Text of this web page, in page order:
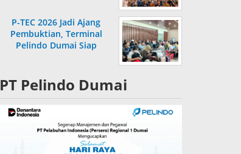
P-TEC 2026 Jadi Ajang
Pembuktian, Terminal
Pelindo Dumai Siap
PT Pelindo Dumai